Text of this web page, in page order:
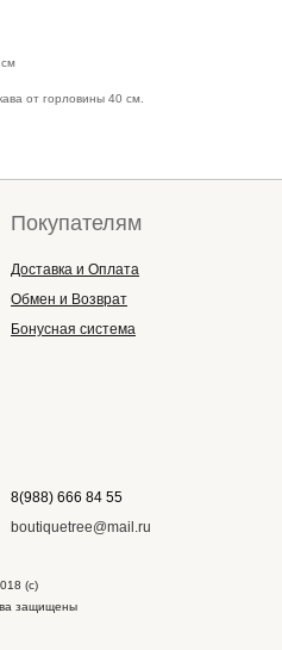
от горловины 40 см.
8(988) 666 84 55
boutiquetree@mail.ru
(с)
защищены
Доставка и Оплата
Обмен и Возврат
Бонусная система
Покупателям